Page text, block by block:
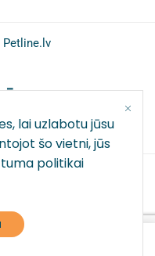
lai uzlabotu jūsu
šo vietni, jūs
politikai